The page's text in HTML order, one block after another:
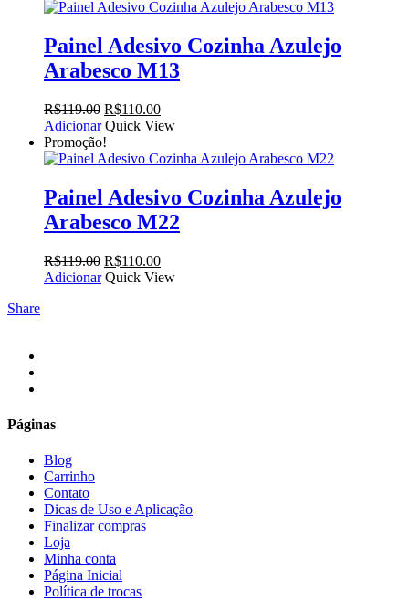
era:
é:
Painel Adesivo Cozinha Azulejo
Arabesco M13
R$119.00 O
preço
original
era:
R$110.00O
preço
é:
Adicionar Quick View
Promoção!
Painel Adesivo Cozinha Azulejo
Arabesco M22
R$119.00 O
preço
R$110.00O
preço
Adicionar Quick View
Share
Páginas
Blog
Carrinho
Contato
Dicas de Uso e Aplicação
Finalizar compras
Loja
Minha conta
Página Inicial
Política de trocas